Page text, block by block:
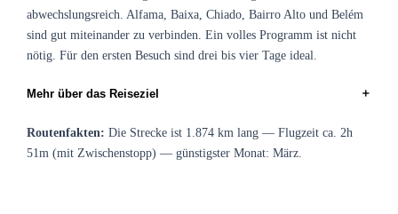
abwechslungsreich. Alfama, Baixa, Chiado, Bairro Alto und Belém
sind gut miteinander zu verbinden. Ein volles Programm ist nicht
nötig. Für den ersten Besuch sind drei bis vier Tage ideal.
Mehr über das Reiseziel ＋
Routenfakten: Die Strecke ist 1.874 km lang — Flugzeit ca. 2h
51m (mit Zwischenstopp) — günstigster Monat: März.